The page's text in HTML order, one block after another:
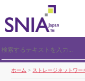
ホーム > ストレージネットワー